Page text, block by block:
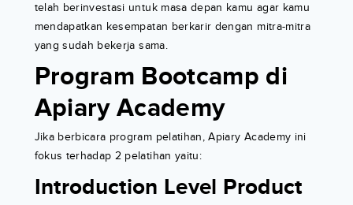
telah berinvestasi untuk masa depan kamu agar kamu
mendapatkan kesempatan berkarir dengan mitra-mitra
yang sudah bekerja sama.
Program Bootcamp di
Apiary Academy
Jika berbicara program pelatihan, Apiary Academy ini
fokus terhadap 2 pelatihan yaitu:
Introduction Level Product